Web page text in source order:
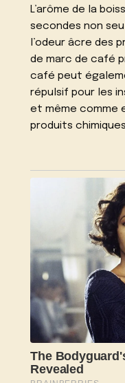
L’arôme de la
secondes non
l’odeur âcre des
de marc de café
café peut
répulsif pour les
et même comme
produits